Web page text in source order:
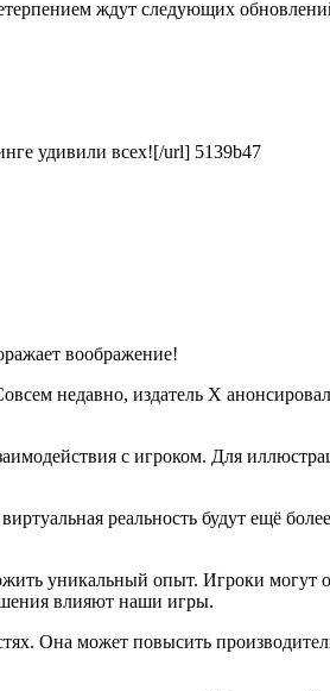
ждут следующих
удивили всех![/url] 5139b47
воображение!
недавно, издатель X
с игроком. Для
реальность будут ещё
уникальный опыт. Игроки могут
влияют наши игры.
Она может повысить